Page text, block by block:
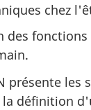
chez
des fonctions
présente les
définition